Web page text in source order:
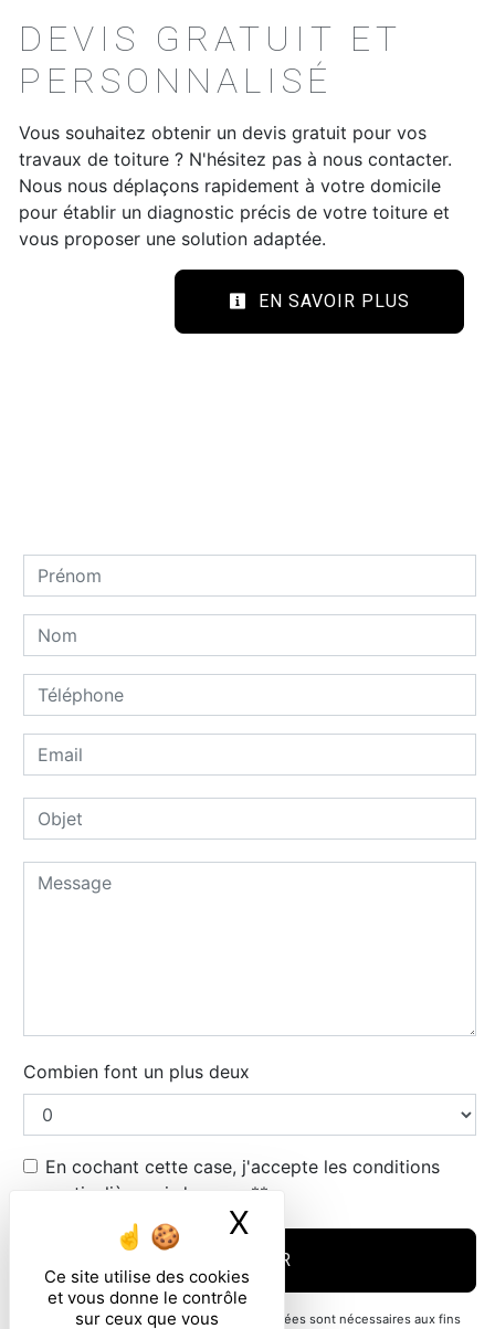
Ce site utilise des cookies
et vous donne le contrôle
sur ceux que vous
X Masquer le
DEVIS GRATUIT ET
PERSONNALISÉ
Vous souhaitez obtenir un devis gratuit pour vos
travaux de toiture ? N'hésitez pas à nous contacter.
Nous nous déplaçons rapidement à votre domicile
pour établir un diagnostic précis de votre toiture et
vous proposer une solution adaptée.
EN SAVOIR PLUS
Combien font un plus deux
En cochant cette case, j'accepte les conditions
particulières ci-dessous **
ENVOYER
** Les données personnelles communiquées sont nécessaires aux fins